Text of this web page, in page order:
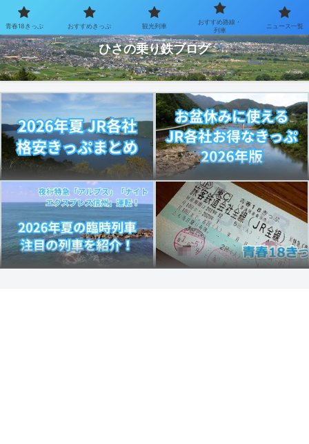
お得なきっぷで乗り鉄を楽しむブログ
ひさの乗り鉄ブログ
青春18きっぷ おすすめきっぷ 観光列車
おすすめ路線・
列車
ニュース一覧